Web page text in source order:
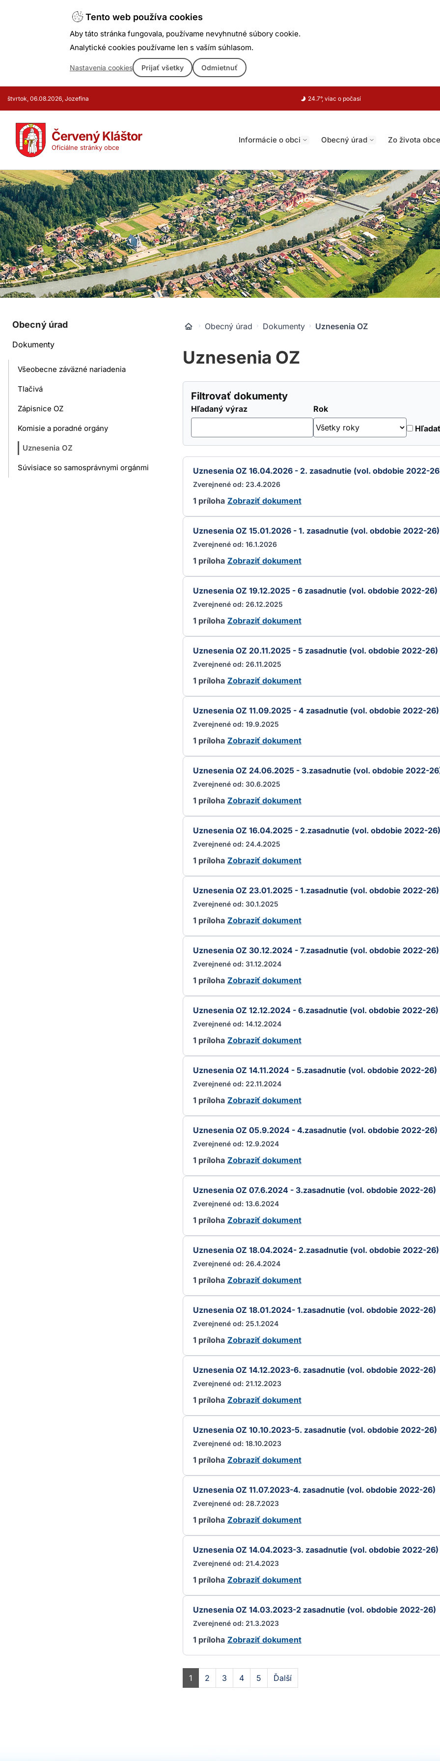
Tento web používa cookies
Aby táto stránka fungovala, používame nevyhnutné súbory cookie.
Analytické cookies používame len s vaším súhlasom.
Nastavenia cookies Prijať všetky Odmietnuť
štvrtok, 06.08.2026, Jozefína 24.7°, viac o počasí
Červený Kláštor
Oficiálne stránky obce
Informácie o obci Obecný úrad Zo života obce
Obecný úrad
Dokumenty
Všeobecne záväzné nariadenia
Tlačivá
Zápisnice OZ
Komisie a poradné orgány
Uznesenia OZ
Súvisiace so samosprávnymi orgánmi
Obecný úrad Dokumenty Uznesenia OZ
Uznesenia OZ
Filtrovať dokumenty
Hľadaný výraz
Rok
Uznesenia OZ 16.04.2026 - 2. zasadnutie (vol. obdobie 2022-
Zverejnené od: 23.4.2026
1 príloha Zobraziť dokument
Uznesenia OZ 15.01.2026 - 1. zasadnutie (vol. obdobie 2022-26)
Zverejnené od: 16.1.2026
1 príloha Zobraziť dokument
Uznesenia OZ 19.12.2025 - 6 zasadnutie (vol. obdobie 2022-26)
Zverejnené od: 26.12.2025
1 príloha Zobraziť dokument
Uznesenia OZ 20.11.2025 - 5 zasadnutie (vol. obdobie 2022-26)
Zverejnené od: 26.11.2025
1 príloha Zobraziť dokument
Uznesenia OZ 11.09.2025 - 4 zasadnutie (vol. obdobie 2022-26)
Zverejnené od: 19.9.2025
1 príloha Zobraziť dokument
Uznesenia OZ 24.06.2025 - 3.zasadnutie (vol. obdobie 2022-
Zverejnené od: 30.6.2025
1 príloha Zobraziť dokument
Uznesenia OZ 16.04.2025 - 2.zasadnutie (vol. obdobie 2022-26)
Zverejnené od: 24.4.2025
1 príloha Zobraziť dokument
Uznesenia OZ 23.01.2025 - 1.zasadnutie (vol. obdobie 2022-26)
Zverejnené od: 30.1.2025
1 príloha Zobraziť dokument
Uznesenia OZ 30.12.2024 - 7.zasadnutie (vol. obdobie 2022-26)
Zverejnené od: 31.12.2024
1 príloha Zobraziť dokument
Uznesenia OZ 12.12.2024 - 6.zasadnutie (vol. obdobie 2022-26)
Zverejnené od: 14.12.2024
1 príloha Zobraziť dokument
Uznesenia OZ 14.11.2024 - 5.zasadnutie (vol. obdobie 2022-26)
Zverejnené od: 22.11.2024
1 príloha Zobraziť dokument
Uznesenia OZ 05.9.2024 - 4.zasadnutie (vol. obdobie 2022-26)
Zverejnené od: 12.9.2024
1 príloha Zobraziť dokument
Uznesenia OZ 07.6.2024 - 3.zasadnutie (vol. obdobie 2022-26)
Zverejnené od: 13.6.2024
1 príloha Zobraziť dokument
Uznesenia OZ 18.04.2024- 2.zasadnutie (vol. obdobie 2022-26)
Zverejnené od: 26.4.2024
1 príloha Zobraziť dokument
Uznesenia OZ 18.01.2024- 1.zasadnutie (vol. obdobie 2022-26)
Zverejnené od: 25.1.2024
1 príloha Zobraziť dokument
Uznesenia OZ 14.12.2023-6. zasadnutie (vol. obdobie 2022-26)
Zverejnené od: 21.12.2023
1 príloha Zobraziť dokument
Uznesenia OZ 10.10.2023-5. zasadnutie (vol. obdobie 2022-26)
Zverejnené od: 18.10.2023
1 príloha Zobraziť dokument
Uznesenia OZ 11.07.2023-4. zasadnutie (vol. obdobie 2022-26)
Zverejnené od: 28.7.2023
1 príloha Zobraziť dokument
Uznesenia OZ 14.04.2023-3. zasadnutie (vol. obdobie 2022-26)
Zverejnené od: 21.4.2023
1 príloha Zobraziť dokument
Uznesenia OZ 14.03.2023-2 zasadnutie (vol. obdobie 2022-26)
Zverejnené od: 21.3.2023
1 príloha Zobraziť dokument
1 2 3 4 5 Ďalší